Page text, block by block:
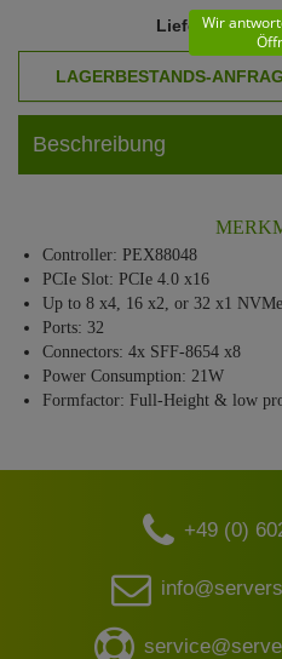
Lieferzeit: 31 -
Wir
Beschreibung
Controller: PEX88048
PCIe Slot: PCIe 4.0 x16
Up to 8 x4, 16 x2, or 32 x1
Ports: 32
Connectors: 4x SFF-8654 x8
Power Consumption: 21W
Formfactor: Full-Height & low
+49 (0)